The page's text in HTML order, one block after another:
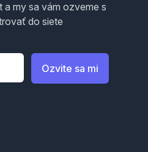
a my sa vám ozveme s
do siete
Ozvite sa mi